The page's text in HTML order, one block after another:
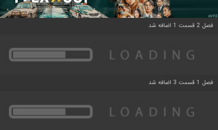
فصل 2 قسمت 1 اضافه شد
فصل 1 قسمت 3 اضافه شد